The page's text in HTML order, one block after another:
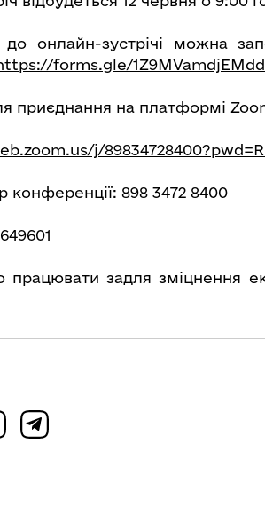
до онлайн-зустрічі можна
forms.gle/
приєднання на платформі
j/
конференції: 898 3472 8400
задля зміцнення